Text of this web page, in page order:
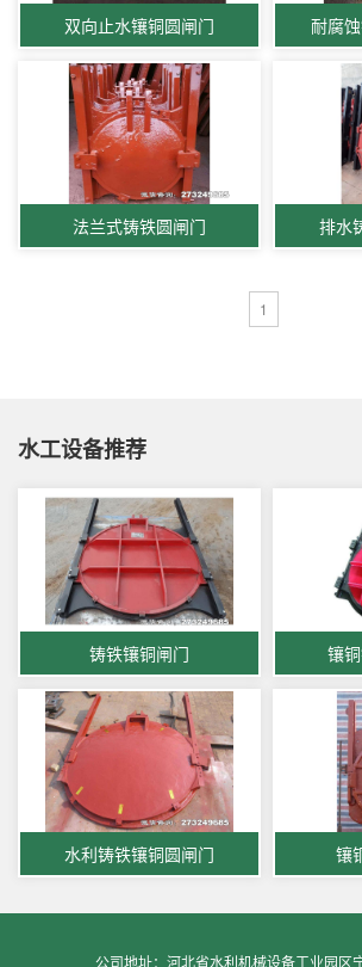
双向止水镶铜圆闸门 耐腐
法兰式铸铁圆闸门 排水
1
水工设备推荐
铸铁镶铜闸门 镶
水利铸铁镶铜圆闸门 镶
公司地址：河北省水利机械设备工业园区